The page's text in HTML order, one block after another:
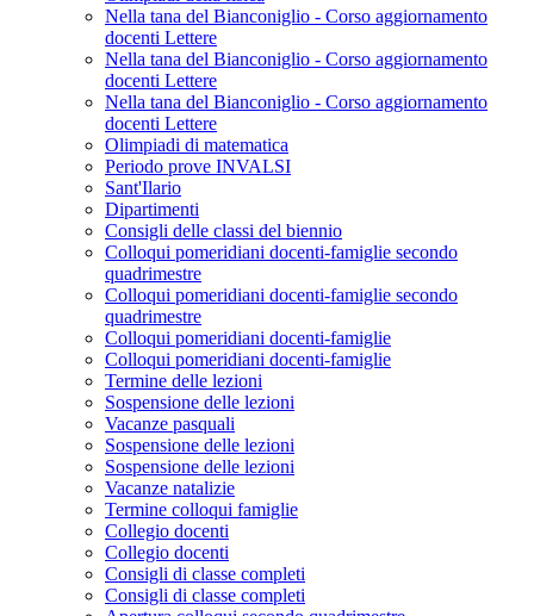
Nella tana del Bianconiglio - Corso aggiornamento
docenti Lettere
Nella tana del Bianconiglio - Corso aggiornamento
docenti Lettere
Nella tana del Bianconiglio - Corso aggiornamento
docenti Lettere
Olimpiadi di matematica
Periodo prove INVALSI
Sant'Ilario
Dipartimenti
Consigli delle classi del biennio
Colloqui pomeridiani docenti-famiglie secondo
quadrimestre
Colloqui pomeridiani docenti-famiglie secondo
quadrimestre
Colloqui pomeridiani docenti-famiglie
Colloqui pomeridiani docenti-famiglie
Termine delle lezioni
Sospensione delle lezioni
Vacanze pasquali
Sospensione delle lezioni
Sospensione delle lezioni
Vacanze natalizie
Termine colloqui famiglie
Collegio docenti
Collegio docenti
Consigli di classe completi
Consigli di classe completi